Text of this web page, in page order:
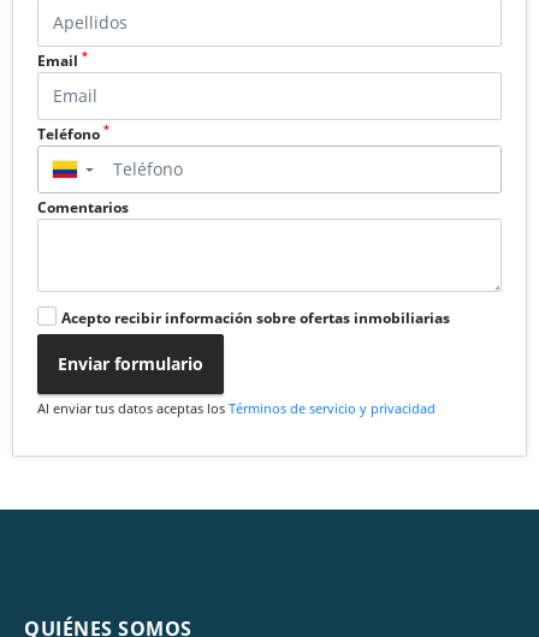
Email *
Teléfono *
▼
Comentarios
Acepto recibir información sobre ofertas inmobiliarias
Enviar formulario
Al enviar tus datos aceptas los Términos de servicio y privacidad
QUIÉNES SOMOS